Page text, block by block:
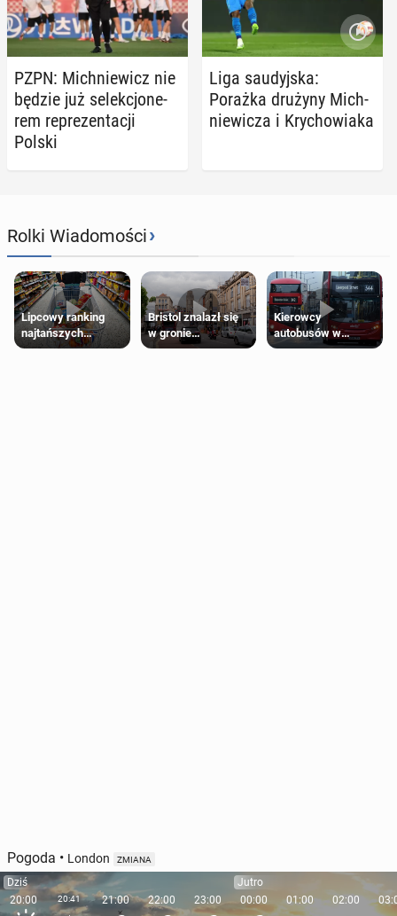
PZPN: Mich­nie­wicz nie
będzie już se­lek­cjo­ne­
rem re­pre­zen­ta­cji
Polski
Liga sau­dyj­ska:
Porażka drużyny Mich­
nie­wi­cza i Kry­cho­wia­ka
Rolki Wiadomości›
Lipcowy ranking
najtańszych
supermarketów
Bristol znalazł się
w gronie
najlepszych
Kierowcy
autobusów w
Londynie
Pogoda • London ZMIANA
Dziś
20:00
20:41 21:00 22:00 23:00
Jutro
00:00
01:00 02:00